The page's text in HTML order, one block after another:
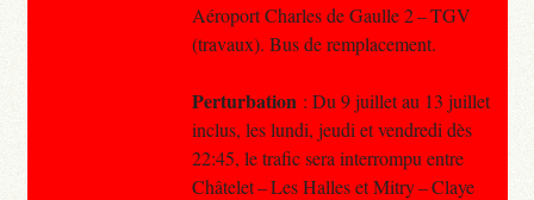
Aéroport Charles de Gaulle 2 – TGV
(travaux). Bus de remplacement.
Perturbation : Du 9 juillet au 13 juillet
inclus, les lundi, jeudi et vendredi dès
22:45, le trafic sera interrompu entre
Châtelet – Les Halles et Mitry – Claye